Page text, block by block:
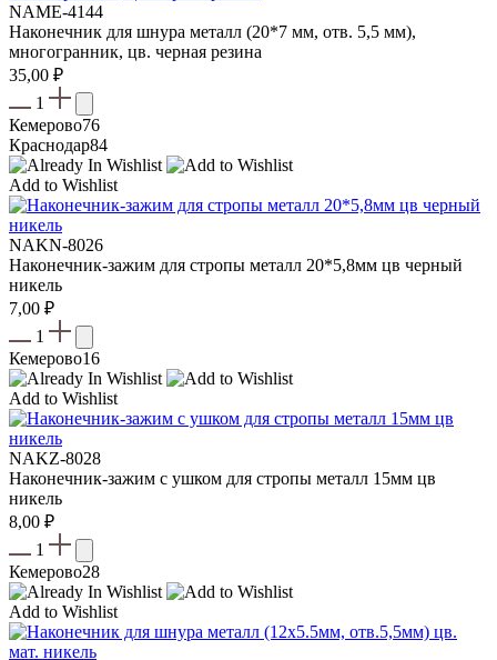
NAME-4144
Наконечник для шнура металл (20*7 мм, отв. 5,5 мм),
многогранник, цв. черная резина
35,00 ₽
1
Кемерово76
Краснодар84
Add to Wishlist
NAKN-8026
Наконечник-зажим для стропы металл 20*5,8мм цв черный
никель
7,00 ₽
1
Кемерово16
Add to Wishlist
NAKZ-8028
Наконечник-зажим с ушком для стропы металл 15мм цв
никель
8,00 ₽
1
Кемерово28
Add to Wishlist